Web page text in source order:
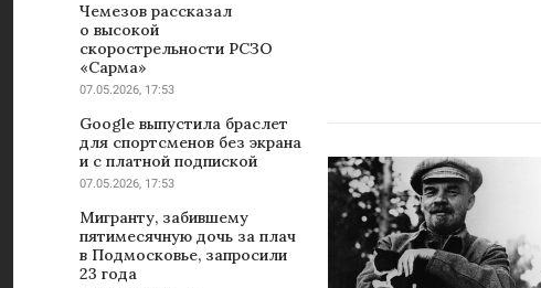
Чемезов рассказал
о высокой
скорострельности РСЗО
«Сарма»
07.05.2026, 17:53
Google выпустила браслет
для спортсменов без экрана
и с платной подпиской
07.05.2026, 17:53
Мигранту, забившему
пятимесячную дочь за плач
в Подмосковье, запросили
23 года